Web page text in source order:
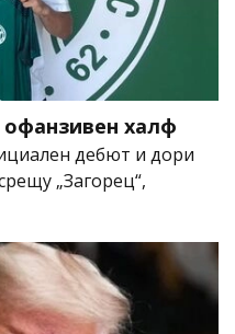
халф
дебют и дори
„Загорец“,